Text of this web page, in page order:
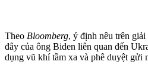
Theo Bloomberg, ý định nêu trên
đây của ông Biden liên quan đến
dụng vũ khí tầm xa và phê duyệt gửi